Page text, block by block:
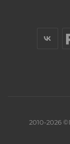
2010-2026